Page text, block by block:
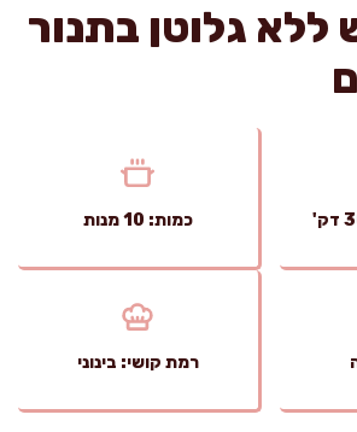
ללא גלוטן בתנור
כמות: 10 מנות
רמת קושי: בינוני